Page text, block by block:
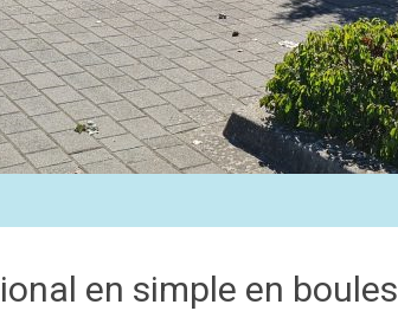
en simple en boules